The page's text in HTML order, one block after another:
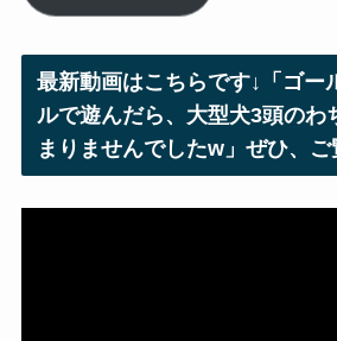
ア
ス
最新動画はこちらです↓「ゴー
ルで遊んだら、大型犬3頭のわ
まりませんでしたw」ぜひ、ご